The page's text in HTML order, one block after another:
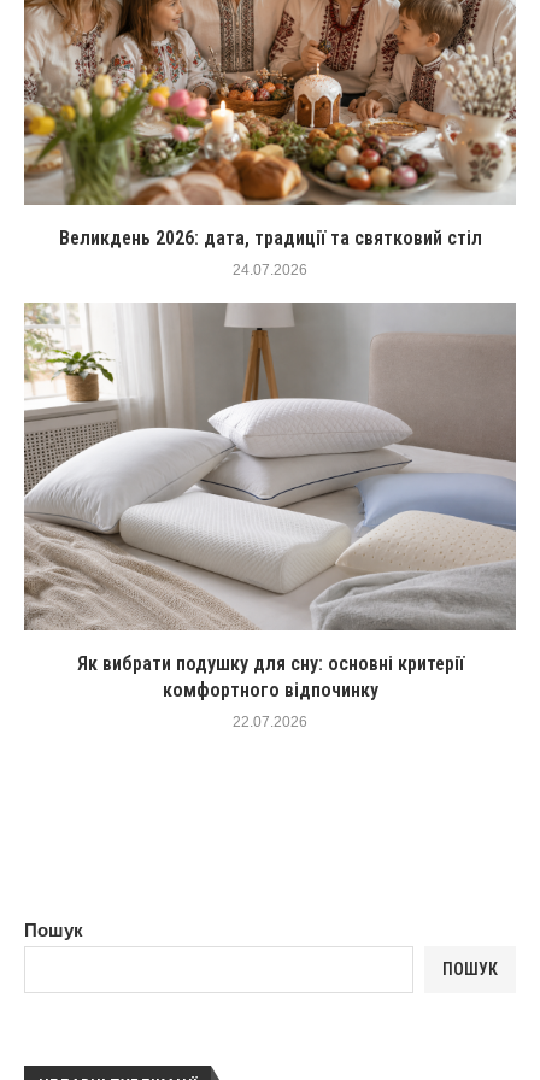
Великдень 2026: дата, традиції та святковий стіл
24.07.2026
Як вибрати подушку для сну: основні критерії
комфортного відпочинку
22.07.2026
Пошук
ПОШУК